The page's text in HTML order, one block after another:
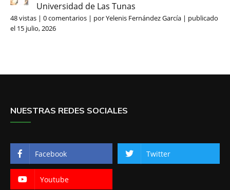
Universidad de Las Tunas
48 vistas | 0 comentarios | porYelenis Fernández García | publicado
el 15 julio, 2026
NUESTRAS REDES SOCIALES
Facebook Twitter
Youtube